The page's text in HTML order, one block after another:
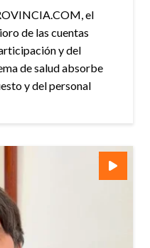
el
de las cuentas
y del
de salud absorbe
y del personal